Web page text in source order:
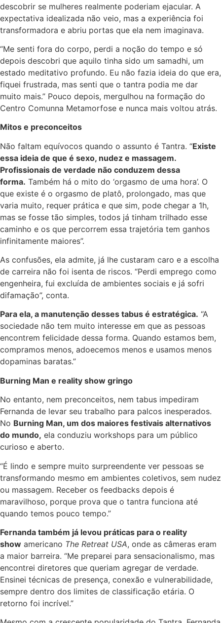
descobrir se mulheres realmente poderiam ejacular. A
expectativa idealizada não veio, mas a experiência foi
transformadora e abriu portas que ela nem imaginava.
“Me senti fora do corpo, perdi a noção do tempo e só
depois descobri que aquilo tinha sido um samadhi, um
estado meditativo profundo. Eu não fazia ideia do que era,
fiquei frustrada, mas senti que o tantra podia me dar
muito mais.” Pouco depois, mergulhou na formação do
Centro Comunna Metamorfose e nunca mais voltou atrás.
Mitos e preconceitos
Não faltam equívocos quando o assunto é Tantra. “Existe
essa ideia de que é sexo, nudez e massagem.
Profissionais de verdade não conduzem dessa
forma. Também há o mito do ‘orgasmo de uma hora’. O
que existe é o orgasmo de platô, prolongado, mas que
varia muito, requer prática e que sim, pode chegar a 1h,
mas se fosse tão simples, todos já tinham trilhado esse
caminho e os que percorrem essa trajetória tem ganhos
infinitamente maiores”.
As confusões, ela admite, já lhe custaram caro e a escolha
de carreira não foi isenta de riscos. “Perdi emprego como
engenheira, fui excluída de ambientes sociais e já sofri
difamação”, conta.
Para ela, a manutenção desses tabus é estratégica. “A
sociedade não tem muito interesse em que as pessoas
encontrem felicidade dessa forma. Quando estamos bem,
compramos menos, adoecemos menos e usamos menos
dopaminas baratas.”
Burning Man e reality show gringo
No entanto, nem preconceitos, nem tabus impediram
Fernanda de levar seu trabalho para palcos inesperados.
No Burning Man, um dos maiores festivais alternativos
do mundo, ela conduziu workshops para um público
curioso e aberto.
“É lindo e sempre muito surpreendente ver pessoas se
transformando mesmo em ambientes coletivos, sem nudez
ou massagem. Receber os feedbacks depois é
maravilhoso, porque prova que o tantra funciona até
quando temos pouco tempo.”
Fernanda também já levou práticas para o reality
show americano The Retreat USA, onde as câmeras eram
a maior barreira. “Me preparei para sensacionalismo, mas
encontrei diretores que queriam agregar de verdade.
Ensinei técnicas de presença, conexão e vulnerabilidade,
sempre dentro dos limites de classificação etária. O
retorno foi incrível.”